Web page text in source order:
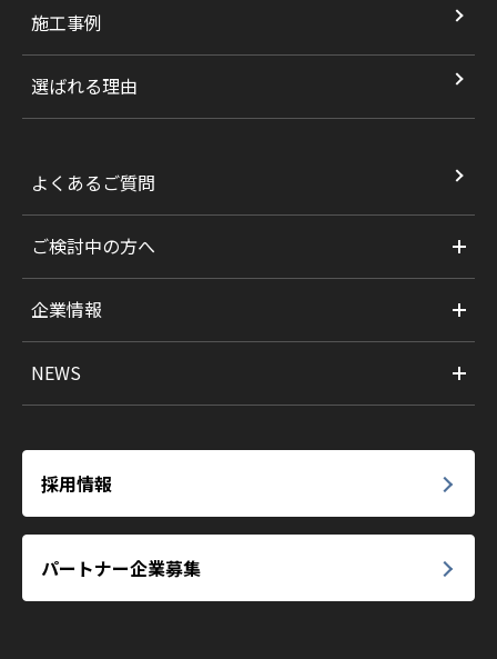
施工事例
選ばれる理由
よくあるご質問
ご検討中の方へ
企業情報
NEWS
採用情報
パートナー企業募集